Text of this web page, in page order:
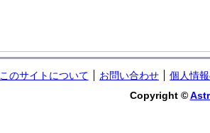
このサイトについて お問い合わせ
個人情
Copyright ©